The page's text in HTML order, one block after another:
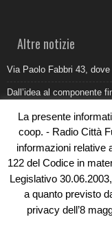
Altre notizie
Via Paolo Fabbri 43,
Dall’idea al componente
Belvedere Marittimo e il
Come organizzare e
Umidità di risalita in
La presente
coop. - Radio Città
informazioni relative
122 del Codice in
Legislativo
a quanto previsto
privacy dell’8